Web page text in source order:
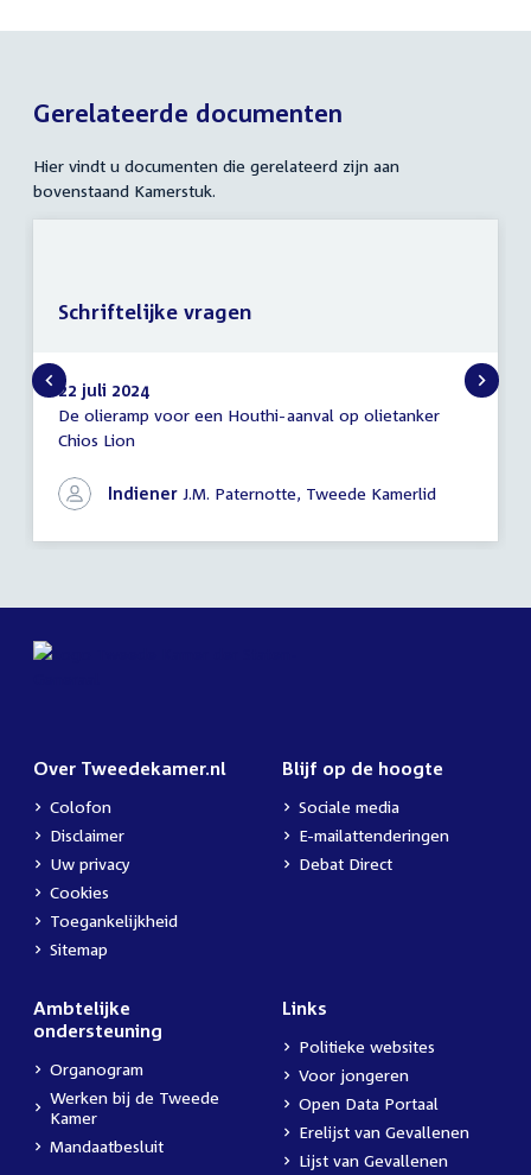
Gerelateerde documenten
Hier vindt u documenten die gerelateerd zijn aan
bovenstaand Kamerstuk.
Schriftelijke
vragen
22 juli 2024
De olieramp voor een Houthi-aanval op olietanker
Chios Lion
Indiener J.M. Paternotte, Tweede Kamerlid
Schriftelijke vragen
Over Tweedekamer.nl
Colofon
Disclaimer
Uw privacy
Cookies
Toegankelijkheid
Sitemap
Blijf op de hoogte
Sociale media
E-mailattenderingen
Debat Direct
Ambtelijke
ondersteuning
Organogram
Werken bij de Tweede
Kamer
Mandaatbesluit
Links
Politieke websites
Voor jongeren
Open Data Portaal
Erelijst van Gevallenen
Lijst van Gevallenen